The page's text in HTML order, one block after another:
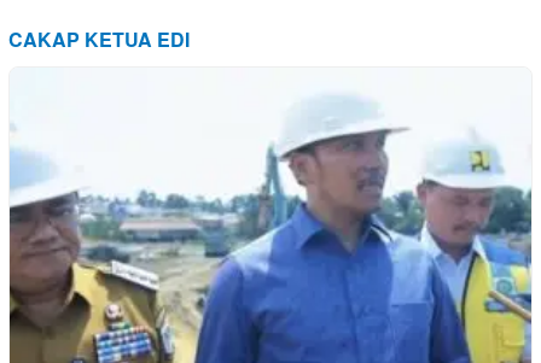
CAKAP KETUA EDI